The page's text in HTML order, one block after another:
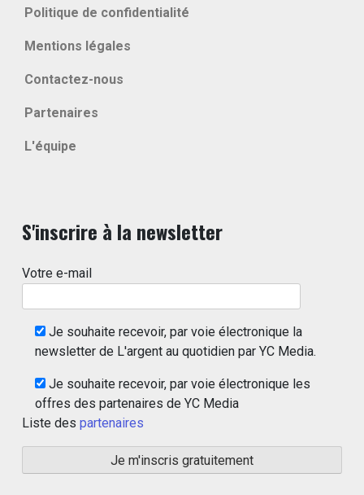
Politique de confidentialité
Mentions légales
Contactez-nous
Partenaires
L'équipe
S'inscrire à la newsletter
Votre e-mail
Je souhaite recevoir, par voie électronique la
newsletter de L'argent au quotidien par YC Media.
Je souhaite recevoir, par voie électronique les
offres des partenaires de YC Media
Liste des partenaires